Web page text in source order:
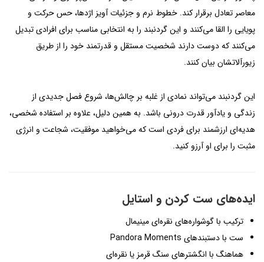
معاصر تعادل برقرار کند. خطوط نرم و جزئیات آویز اژدها، حس حرکت و
پویایی را القا می‌کنند و این گردنبند را به انتخابی مناسب برای افرادی تبدیل
می‌کنند که دوست دارند شخصیت مستقل و قدرتمند خود را از طریق
زیورآلاتشان بیان کنند.
این گردنبند می‌تواند نمادی از غلبه بر چالش‌ها، شروع فصل جدیدی از
زندگی و یادآور قدرت درونی باشد. به همین دلیل، علاوه بر استفاده شخصی،
هدیه‌ای ارزشمند برای فردی است که می‌خواهید موفقیت، شجاعت و انرژی
مثبت را برای او آرزو کنید.
ایده‌های ست کردن و استایل
ترکیب با گوشواره‌های نقره‌ای مینیمال
ست با دستبندهای Pandora Moments
هماهنگ با انگشترهای سنگ قرمز یا نقره‌ای